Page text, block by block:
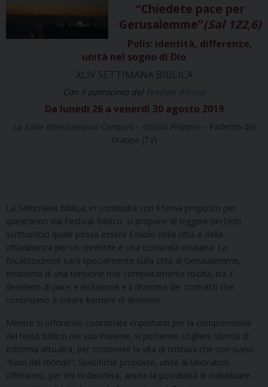
“Chiedete pace per
Gerusalemme”(Sal 122,6)
Polis: identità, differenze,
unità nel sogno di Dio
XLIV SETTIMANA BIBLICA
Con il patrocinio del Festival Biblico
Da lunedì 26 a venerdì 30 agosto 2019
La Salle International Campus – Istituti Filippin –
Paderno del
Grappa (TV)
La Settimana Biblica, in continuità con il tema proposto per
quest’anno dal Festival Biblico, si propone di leggere nei testi
scritturistici quale possa essere il ruolo della città e della
cittadinanza per un credente e una comunità cristiana. La
focalizzazione sarà specialmente sulla città di Gerusalemme,
emblema di una tensione mai completamente risolta, tra il
desiderio di pace e inclusione e il dramma dei contrasti che
continuano a creare barriere di divisione.
Mentre si offriranno coordinate importanti per la comprensione
del testo biblico nel suo insieme, si potranno cogliere stimoli di
estrema attualità, per sostenere la vita di cristiani che non siano
“fuori del mondo”. Specifiche proposte, unite ai laboratori,
offriranno, per chi lo desidera, anche la possibilità di individuare